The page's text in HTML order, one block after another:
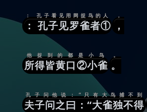
： 孔子见罗雀者①
： 孔子看见用网捉鸟的人
，
，
所得皆黄口②小雀
他捉到的都是小鸟
。
。
夫子问之曰：“大雀独不得
孔子问他说：“只有大鸟捕不到